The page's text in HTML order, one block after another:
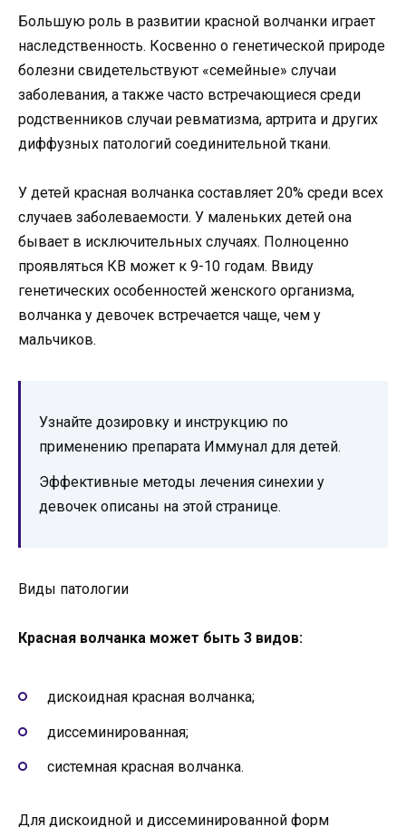
Большую роль в развитии красной волчанки играет
наследственность. Косвенно о генетической природе
болезни свидетельствуют «семейные» случаи
заболевания, а также часто встречающиеся среди
родственников случаи ревматизма, артрита и других
диффузных патологий соединительной ткани.
У детей красная волчанка составляет 20% среди всех
случаев заболеваемости. У маленьких детей она
бывает в исключительных случаях. Полноценно
проявляться КВ может к 9-10 годам. Ввиду
генетических особенностей женского организма,
волчанка у девочек встречается чаще, чем у
мальчиков.
Узнайте дозировку и инструкцию по
применению препарата Иммунал для детей.
Эффективные методы лечения синехии у
девочек описаны на этой странице.
Виды патологии
Красная волчанка может быть 3 видов:
дискоидная красная волчанка;
диссеминированная;
системная красная волчанка.
Для дискоидной и диссеминированной форм